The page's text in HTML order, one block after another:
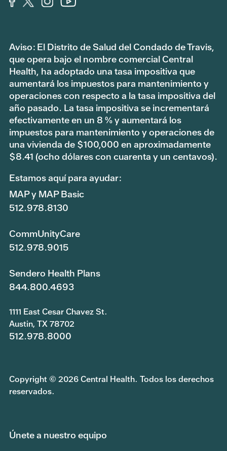
Aviso: El Distrito de Salud del Condado de Travis,
que opera bajo el nombre comercial Central
Health, ha adoptado una tasa impositiva que
aumentará los impuestos para mantenimiento y
operaciones con respecto a la tasa impositiva del
año pasado. La tasa impositiva se incrementará
efectivamente en un 8 % y aumentará los
impuestos para mantenimiento y operaciones de
una vivienda de $100,000 en aproximadamente
$8.41 (ocho dólares con cuarenta y un centavos).
Estamos aquí para ayudar:
MAP y MAP Basic
512.978.8130
CommUnityCare
512.978.9015
Sendero Health Plans
844.800.4693
1111 East Cesar Chavez St.
Austin, TX 78702
512.978.8000
Copyright © 2026 Central Health. Todos los derechos
reservados.
Únete a nuestro equipo